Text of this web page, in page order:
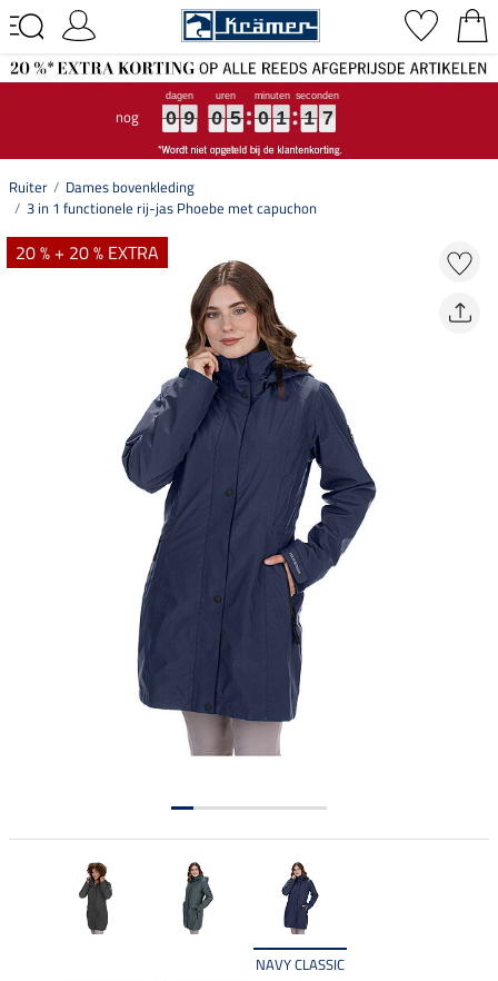
nog 0
0
0
0 9
9
9
9 0
0
0
0 5
5
5
5 0
0
0
0 1
1
1
1 1
1
1
1 6
6
6
6
Ruiter
Dames bovenkleding
3 in 1 functionele rij-jas Phoebe met capuchon
20 % + 20 % EXTRA
NAVY CLASSIC